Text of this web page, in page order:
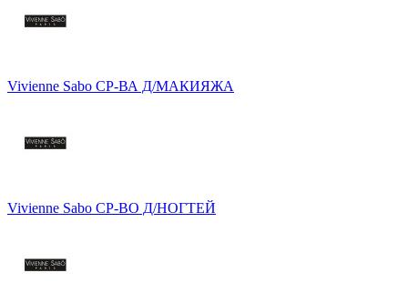
Vivienne Sabo СР-ВА Д/МАКИЯЖА
Vivienne Sabo СР-ВО Д/НОГТЕЙ